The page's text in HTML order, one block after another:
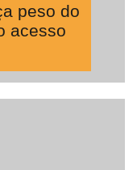
peso do
acesso